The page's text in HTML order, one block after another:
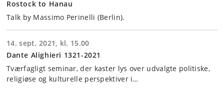
Rostock to Hanau
Talk by Massimo Perinelli (Berlin).
14. sept. 2021, kl. 15.00
Dante Alighieri 1321-2021
Tværfagligt seminar, der kaster lys over udvalgte politiske,
religiøse og kulturelle perspektiver i…